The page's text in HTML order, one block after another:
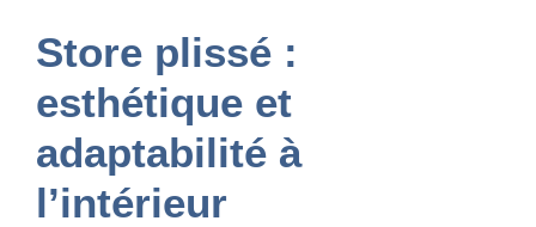
Store plissé :
esthétique et
adaptabilité à
l’intérieur